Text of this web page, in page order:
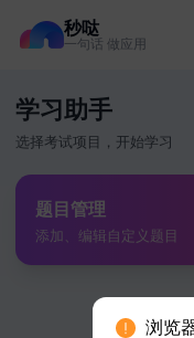
秒哒
一句话 做应用
浏览